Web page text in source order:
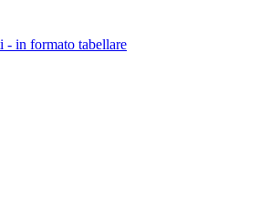
- in formato tabellare